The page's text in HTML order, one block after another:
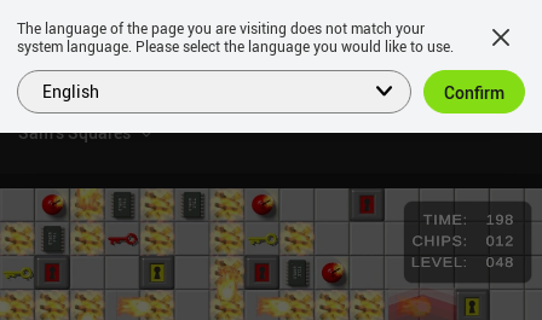
Sam's Squares
The language of the page you are visiting does not match your
system language. Please select the language you would like to use.
English Confirm